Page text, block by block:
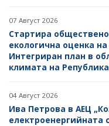
07 Август 2026
Стартира
екологична оценка
Интегриран план в
климата на
04 Август 2026
Ива Петрова в АЕЦ
електроенергийната
ВЪЗОБНОВЯЕМИ
РАЗХОДИ НА
ДОКЛАДВАНЕ ПО